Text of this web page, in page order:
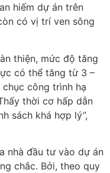
hiếm dự án trên
có vị trí ven sông
thiện, mức độ tăng
có thể tăng từ 3 –
chục công trình hạ
thời cơ hấp dẫn
sách khá hợp lý”,
nhà đầu tư vào dự án
chắc. Bởi, theo quy